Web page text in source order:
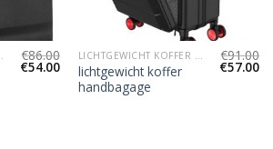
€86.00
€54.00
LICHTGEWICHT KOFFER HANDBAGAGE
lichtgewicht koffer
handbagage
€91.00
€57.00